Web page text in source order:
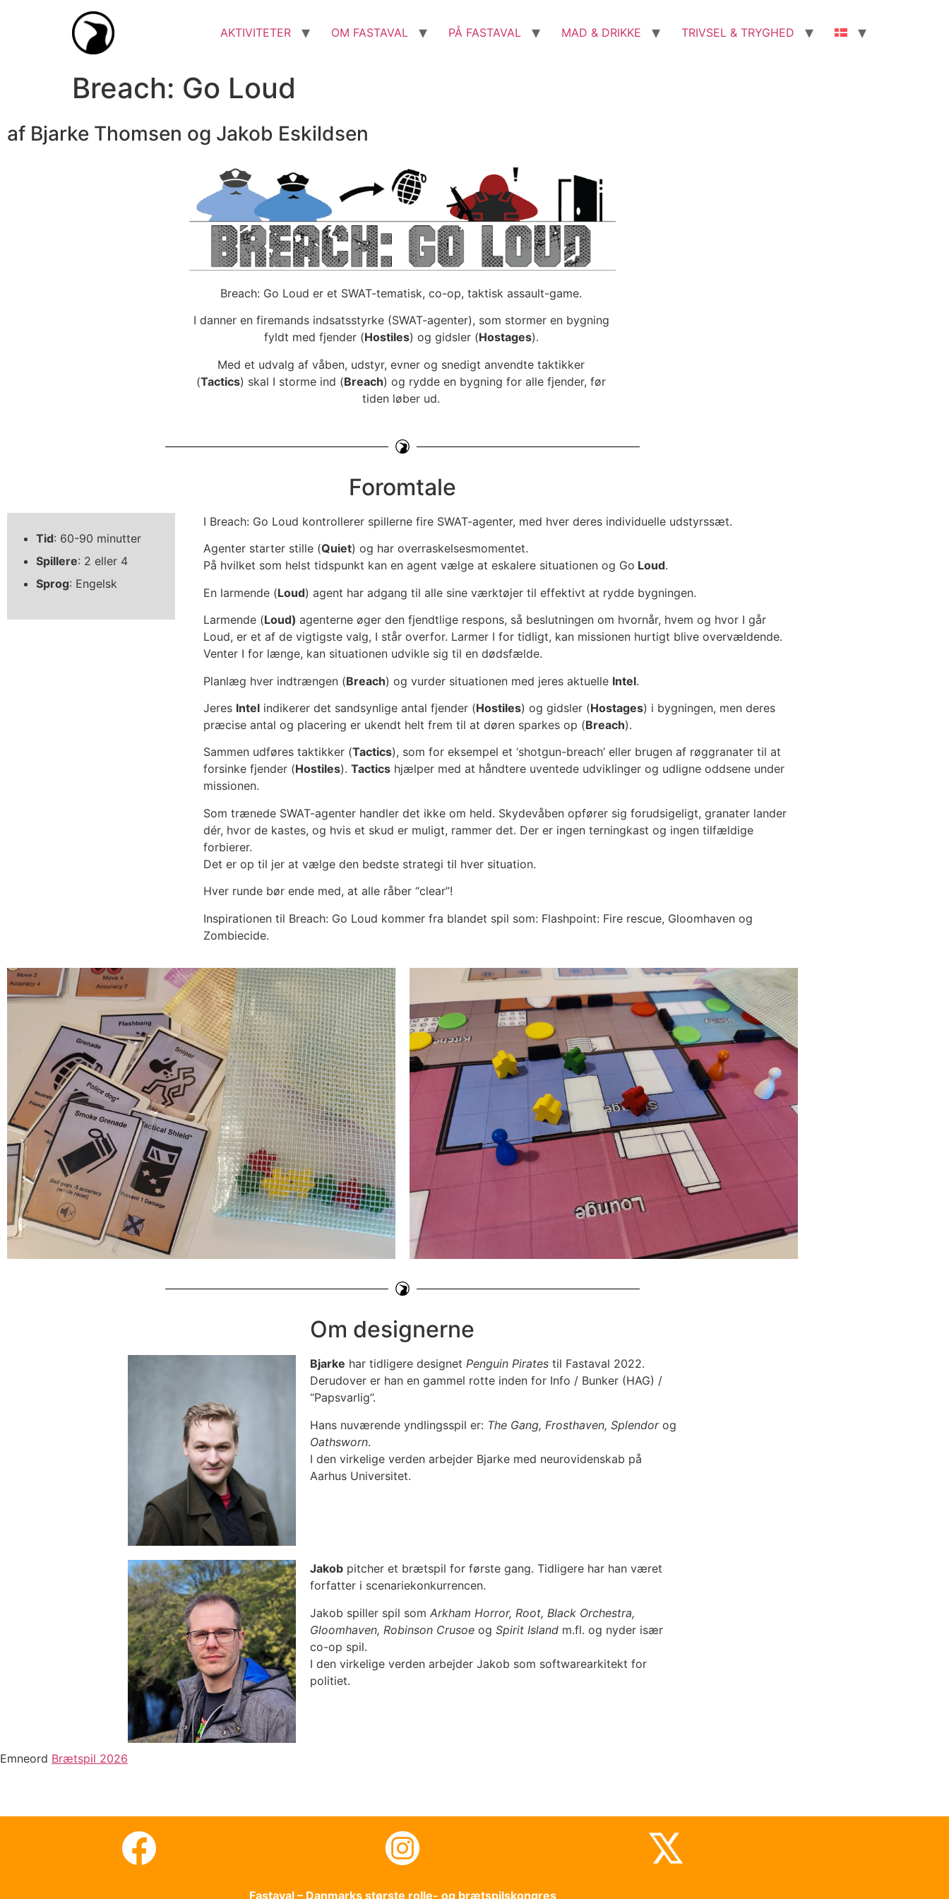
AKTIVITETER OM FASTAVAL PÅ FASTAVAL MAD & DRIKKE TRIVSEL & TRYGHED
Breach: Go Loud
af Bjarke Thomsen og Jakob Eskildsen
Breach: Go Loud er et SWAT-tematisk, co-op, taktisk assault-game.
I danner en firemands indsatsstyrke (SWAT-agenter), som stormer en bygning
fyldt med fjender (Hostiles) og gidsler (Hostages).
Med et udvalg af våben, udstyr, evner og snedigt anvendte taktikker
(Tactics) skal I storme ind (Breach) og rydde en bygning for alle fjender, før
tiden løber ud.
Foromtale
Tid: 60-90 minutter
Spillere: 2 eller 4
Sprog: Engelsk
I Breach: Go Loud kontrollerer spillerne fire SWAT-agenter, med hver deres individuelle udstyrssæt.
Agenter starter stille (Quiet) og har overraskelsesmomentet.
På hvilket som helst tidspunkt kan en agent vælge at eskalere situationen og Go Loud.
En larmende (Loud) agent har adgang til alle sine værktøjer til effektivt at rydde bygningen.
Larmende (Loud) agenterne øger den fjendtlige respons, så beslutningen om hvornår, hvem og hvor I går
Loud, er et af de vigtigste valg, I står overfor. Larmer I for tidligt, kan missionen hurtigt blive overvældende.
Venter I for længe, kan situationen udvikle sig til en dødsfælde.
Planlæg hver indtrængen (Breach) og vurder situationen med jeres aktuelle Intel.
Jeres Intelindikerer det sandsynlige antal fjender (Hostiles) og gidsler (Hostages) i bygningen, men deres
præcise antal og placering er ukendt helt frem til at døren sparkes op (Breach).
Sammen udføres taktikker (Tactics), som for eksempel et ‘shotgun-breach’ eller brugen af røggranater til at
forsinke fjender (Hostiles). Tacticshjælper med at håndtere uventede udviklinger og udligne oddsene under
missionen.
Som trænede SWAT-agenter handler det ikke om held. Skydevåben opfører sig forudsigeligt, granater lander
dér, hvor de kastes, og hvis et skud er muligt, rammer det. Der er ingen terningkast og ingen tilfældige
forbierer.
Det er op til jer at vælge den bedste strategi til hver situation.
Hver runde bør ende med, at alle råber “clear”!
Inspirationen til Breach: Go Loud kommer fra blandet spil som: Flashpoint: Fire rescue, Gloomhaven og
Zombiecide.
Om designerne
Bjarke har tidligere designet Penguin Piratestil Fastaval 2022.
Derudover er han en gammel rotte inden for Info / Bunker (HAG) /
“Papsvarlig”.
Hans nuværende yndlingsspil er: The Gang, Frosthaven, Splendorog
Oathsworn.
I den virkelige verden arbejder Bjarke med neurovidenskab på
Aarhus Universitet.
Jakobpitcher et brætspil for første gang. Tidligere har han været
forfatter i scenariekonkurrencen.
Jakob spiller spil som Arkham Horror, Root, Black Orchestra,
Gloomhaven, Robinson Crusoeog Spirit Islandm.fl. og nyder især
co-op spil.
I den virkelige verden arbejder Jakob som softwarearkitekt for
politiet.
Emneord Brætspil 2026
Fastaval – Danmarks største rolle- og brætspilskongres